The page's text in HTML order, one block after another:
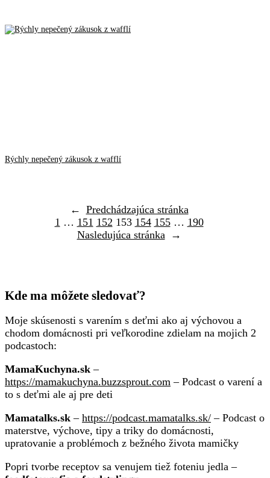
Rýchly nepečený zákusok z wafflí
← Predchádzajúca stránka
1 … 151 152 153 154 155 … 190
Nasledujúca stránka
→
Kde ma môžete sledovať?
Moje skúsenosti s varením s deťmi ako aj výchovou a
chodom domácnosti pri veľkorodine zdielam na mojich 2
podcastoch:
MamaKuchyna.sk –
https://mamakuchyna.buzzsprout.com – Podcast o varení a
to s deťmi ale aj pre deti
Mamatalks.sk – https://podcast.mamatalks.sk/ – Podcast o
materstve, výchove, tipy a triky do domácnosti,
upratovanie a problémoch z bežného života mamičky
Popri tvorbe receptov sa venujem tiež foteniu jedla –